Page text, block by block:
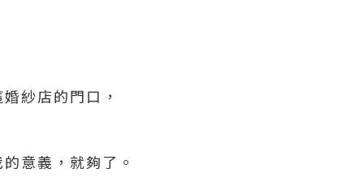
紗店的門口，
意義，就夠了。